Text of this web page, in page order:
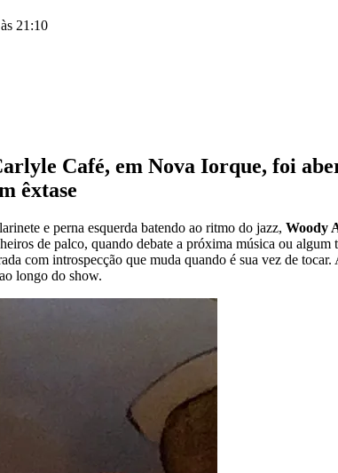
21:10
Café, em Nova Iorque, foi
êxtase
e perna esquerda batendo ao ritmo do jazz, Woody
de palco, quando debate a próxima música ou
com introspecção que muda quando é sua vez de
longo do show.